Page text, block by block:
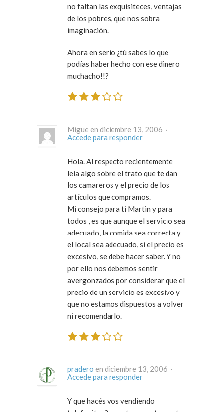
no faltan las exquisiteces, ventajas
de los pobres, que nos sobra
imaginación.
Ahora en serio ¿tú sabes lo que
podías haber hecho con ese dinero
muchacho!!?
Migue en diciembre 13, 2006 ·
Accede para responder
Hola. Al respecto recientemente
leía algo sobre el trato que te dan
los camareros y el precio de los
artículos que compramos.
Mi consejo para ti Martin y para
todos , es que aunque el servicio sea
adecuado, la comida sea correcta y
el local sea adecuado, si el precio es
excesivo, se debe hacer saber. Y no
por ello nos debemos sentir
avergonzados por considerar que el
precio de un servicio es excesivo y
que no estamos dispuestos a volver
ni recomendarlo.
pradero
en diciembre 13, 2006 ·
Accede para responder
Y que hacés vos vendiendo